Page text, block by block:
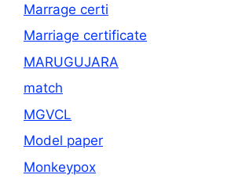
Marrage certi
Marriage certificate
MARUGUJARA
match
MGVCL
Model paper
Monkeypox